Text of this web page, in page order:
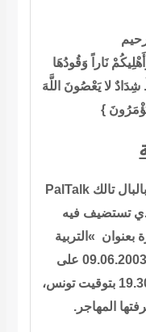
نَاراً
وَقُودُهَا
شِدَادٌ لا يَعْصُونَ اللَّهَ
}
تالك PalTalk
تستضيف فيه
بعنوان »التربية
09.06.2003 على
بتوقيت تونس،
المهاجر.